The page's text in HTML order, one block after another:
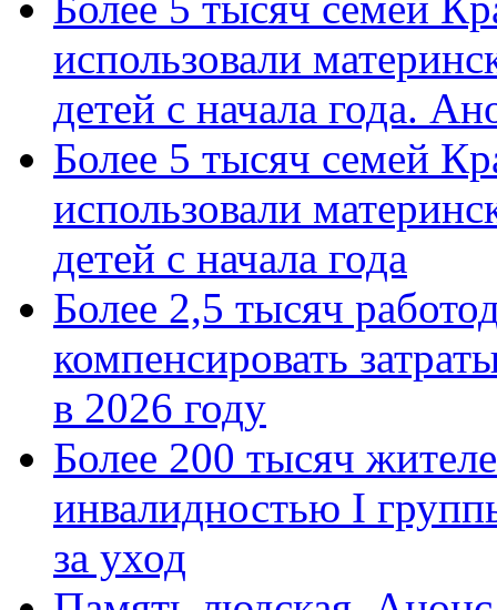
использовали
детей с начала года.
Более 5 тысяч семей
использовали
детей с начала года
Более 2,5 тысяч
компенсировать
в 2026 году
Более 200 тысяч
инвалидностью I
за уход